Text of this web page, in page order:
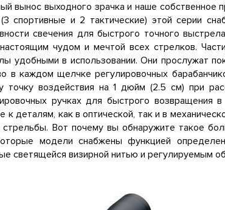
вынос выходного зрачка и наше
спортивные и 2 тактические) этой серии
свечения для быстрого точного
чудом и мечтой всех стрелков.
удобными в использовании. Они прослужат
в каждом щелчке регулировочных
точку воздействия на 1 дюйм (2.5 см) при
ручках для быстрого возвращения
к деталям, как в оптической, так и в
Вот почему вы обнаружите такое
модели снабжены функцией
светящейся визирной нитью и регулируемым